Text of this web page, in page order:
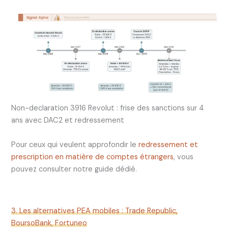
Non-declaration 3916 Revolut : frise des sanctions sur 4
ans avec DAC2 et redressement
Pour ceux qui veulent approfondir leredressement et
prescription en matière de comptes étrangers, vous
pouvez consulter notre guide dédié.
3. Les alternatives PEA mobiles : Trade Republic,
BoursoBank, Fortuneo